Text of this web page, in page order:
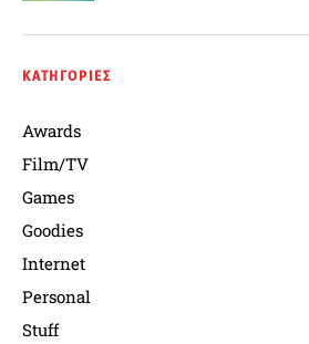
ΚΑΤΗΓΟΡΙΕΣ
Awards
Film/TV
Games
Goodies
Internet
Personal
Stuff